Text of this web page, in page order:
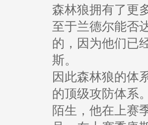
森林狼拥有了更
至于兰德尔能否
的，因为他们已
斯。
因此森林狼的体
的顶级攻防体系
陌生，他在上赛